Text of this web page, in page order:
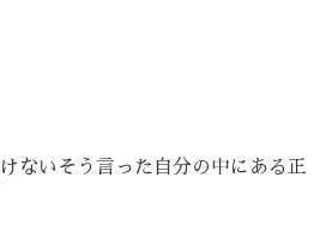
ないそう言った自分の中にある正